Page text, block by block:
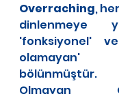
Overraching,
dinlenmeye
'fonksiyonel'
olamayan'
bölünmüştür.
Olmayan